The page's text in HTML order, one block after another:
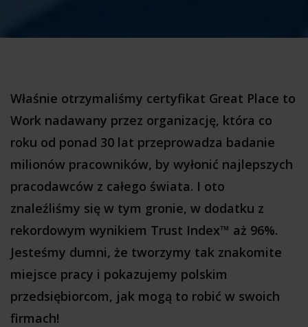
Właśnie otrzymaliśmy certyfikat Great Place to
Work nadawany przez organizację, która co
roku od ponad 30 lat przeprowadza badanie
milionów pracowników, by wyłonić najlepszych
pracodawców z całego świata. I oto
znaleźliśmy się w tym gronie, w dodatku z
rekordowym wynikiem Trust Index™ aż 96%.
Jesteśmy dumni, że tworzymy tak znakomite
miejsce pracy i pokazujemy polskim
przedsiębiorcom, jak mogą to robić w swoich
firmach!